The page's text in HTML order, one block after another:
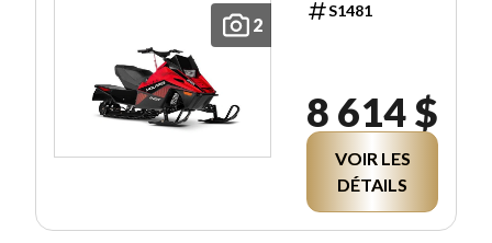
2
S1481
8 614 $
VOIR LES
DÉTAILS